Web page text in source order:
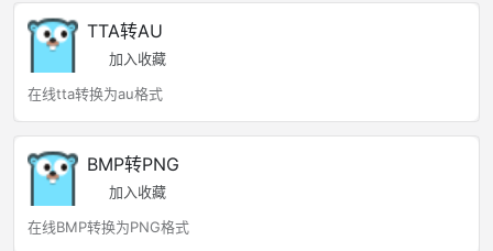
TTA转AU
加入收藏
在线tta转换为au格式
BMP转PNG
加入收藏
在线BMP转换为PNG格式